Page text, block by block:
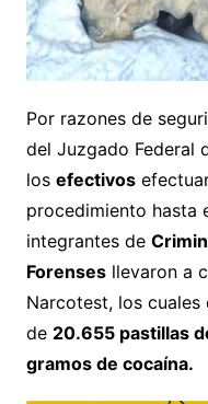
Por razones de
del Juzgado Federal
los efectivos
procedimiento hasta
integrantes de
Forensesllevaron a
Narcotest, los
de 20.655 pastillas
gramos de cocaína.